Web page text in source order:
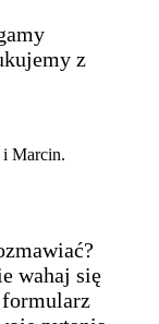
z
wahaj się